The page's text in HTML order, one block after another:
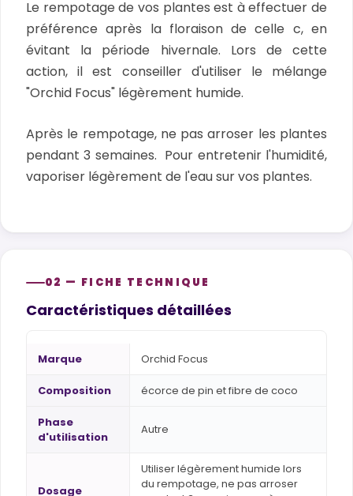
Le rempotage de vos plantes est à effectuer de
préférence après la floraison de celle c, en
évitant la période hivernale. Lors de cette
action, il est conseiller d'utiliser le mélange
"Orchid Focus" légèrement humide.
Après le rempotage, ne pas arroser les plantes
pendant 3 semaines. Pour entretenir l'humidité,
vaporiser légèrement de l'eau sur vos plantes.
02 — FICHE TECHNIQUE
Caractéristiques détaillées
Marque Orchid Focus
Composition écorce de pin et fibre de coco
Phase
d'utilisation
Autre
Dosage
Utiliser légèrement humide lors
du rempotage, ne pas arroser